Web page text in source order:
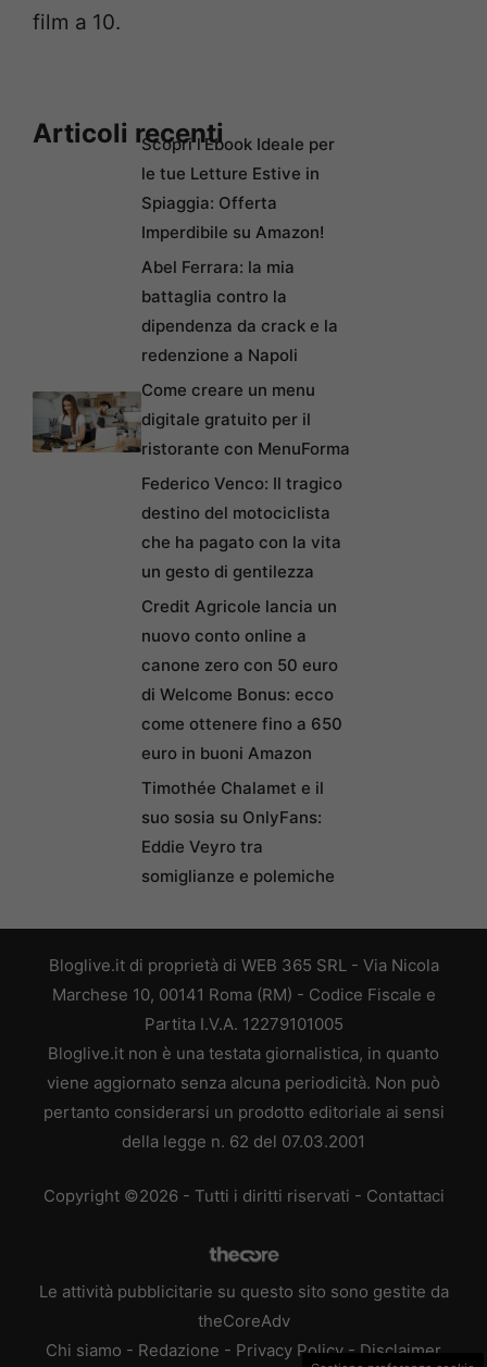
film a 10.
Articoli recentiScopri l’Ebook Ideale per
le tue Letture Estive in
Spiaggia: Offerta
Imperdibile su Amazon!
Abel Ferrara: la mia
battaglia contro la
dipendenza da crack e la
redenzione a Napoli
Come creare un menu
digitale gratuito per il
ristorante con MenuForma
Federico Venco: Il tragico
destino del motociclista
che ha pagato con la vita
un gesto di gentilezza
Credit Agricole lancia un
nuovo conto online a
canone zero con 50 euro
di Welcome Bonus: ecco
come ottenere fino a 650
euro in buoni Amazon
Timothée Chalamet e il
suo sosia su OnlyFans:
Eddie Veyro tra
somiglianze e polemiche
Bloglive.it di proprietà di WEB 365 SRL - Via Nicola
Marchese 10, 00141 Roma (RM) - Codice Fiscale e
Partita I.V.A. 12279101005
Bloglive.it non è una testata giornalistica, in quanto
viene aggiornato senza alcuna periodicità. Non può
pertanto considerarsi un prodotto editoriale ai sensi
della legge n. 62 del 07.03.2001
Copyright ©2026 - Tutti i diritti riservati - Contattaci
Le attività pubblicitarie su questo sito sono gestite da
theCoreAdv
Chi siamo - Redazione - Privacy Policy - Disclaimer